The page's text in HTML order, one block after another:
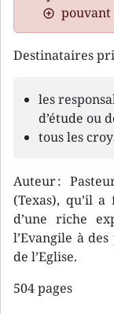
Destinataires
les
d’étude ou
tous les
Auteur :
(Texas), qu’il
d’une riche
l’Evangile à
de l’Eglise.
504 pages